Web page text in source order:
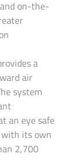
on-the-
a
air
system
an eye safe
its own
2,700